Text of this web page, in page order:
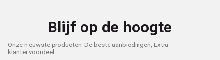
Blijf op de hoogte
Onze nieuwste producten, De beste aanbiedingen, Extra
klantenvoordeel